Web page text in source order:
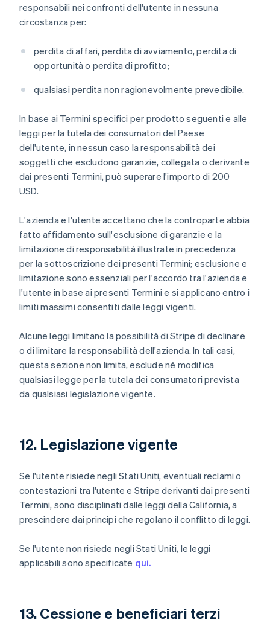
responsabili nei confronti dell'utente in nessuna
circostanza per:
perdita di affari, perdita di avviamento, perdita di
opportunità o perdita di profitto;
qualsiasi perdita non ragionevolmente prevedibile.
In base ai Termini specifici per prodotto seguenti e alle
leggi per la tutela dei consumatori del Paese
dell'utente, in nessun caso la responsabilità dei
soggetti che escludono garanzie, collegata o derivante
dai presenti Termini, può superare l'importo di 200
USD.
L'azienda e l'utente accettano che la controparte abbia
fatto affidamento sull'esclusione di garanzie e la
limitazione di responsabilità illustrate in precedenza
per la sottoscrizione dei presenti Termini; esclusione e
limitazione sono essenziali per l'accordo tra l'azienda e
l'utente in base ai presenti Termini e si applicano entro i
limiti massimi consentiti dalle leggi vigenti.
Alcune leggi limitano la possibilità di Stripe di declinare
o di limitare la responsabilità dell'azienda. In tali casi,
questa sezione non limita, esclude né modifica
qualsiasi legge per la tutela dei consumatori prevista
da qualsiasi legislazione vigente.
12. Legislazione vigente
Se l'utente risiede negli Stati Uniti, eventuali reclami o
contestazioni tra l'utente e Stripe derivanti dai presenti
Termini, sono disciplinati dalle leggi della California, a
prescindere dai principi che regolano il conflitto di leggi.
Se l'utente non risiede negli Stati Uniti, le leggi
applicabili sono specificate qui.
13. Cessione e beneficiari terzi